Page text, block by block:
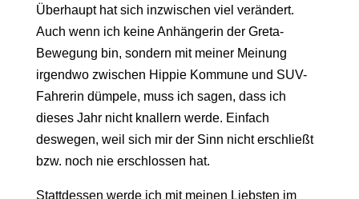
Überhaupt hat sich inzwischen viel verändert.
Auch wenn ich keine Anhängerin der Greta-
Bewegung bin, sondern mit meiner Meinung
irgendwo zwischen Hippie Kommune und SUV-
Fahrerin dümpele, muss ich sagen, dass ich
dieses Jahr nicht knallern werde. Einfach
deswegen, weil sich mir der Sinn nicht erschließt
bzw. noch nie erschlossen hat.
Stattdessen werde ich mit meinen Liebsten im